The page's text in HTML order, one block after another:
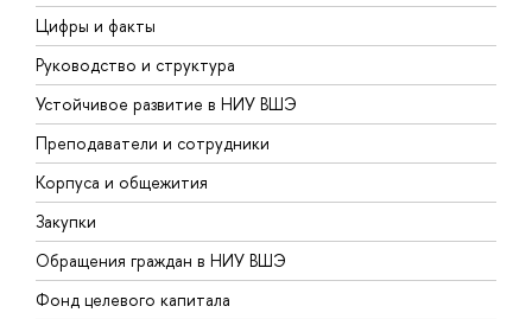
Цифры и факты
Руководство и структура
Устойчивое развитие в НИУ ВШЭ
Преподаватели и сотрудники
Корпуса и общежития
Закупки
Обращения граждан в НИУ ВШЭ
Фонд целевого капитала